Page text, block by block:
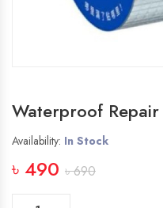
Waterproof Repair
Availability: In Stock
৳ 490 ৳ 690